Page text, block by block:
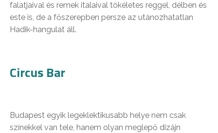
falatjaival és remek italaival tökéletes reggel, délben és
este is, de a főszerepben persze az utánozhatatlan
Hadik-hangulat áll.
Circus Bar
Budapest egyik legeklektikusabb helye nem csak
színekkel van tele, hanem olyan meglepő dizájn